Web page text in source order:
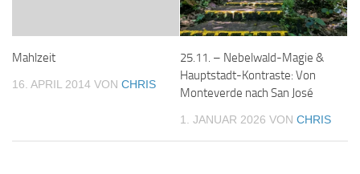
Mahlzeit
16. APRIL 2014 VON CHRIS
25.11. – Nebelwald-Magie &
Hauptstadt-Kontraste: Von
Monteverde nach San José
1. JANUAR 2026 VON CHRIS